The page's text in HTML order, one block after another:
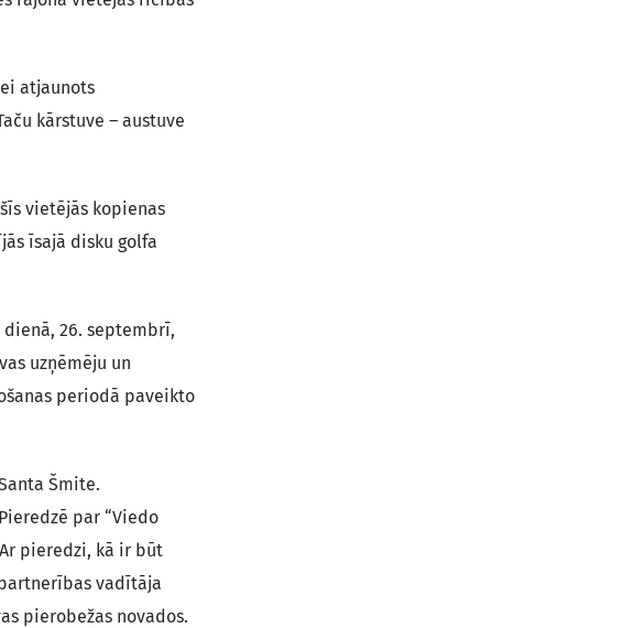
atjaunots
kārstuve – austuve
vietējās kopienas
īsajā disku golfa
26. septembrī,
uzņēmēju un
periodā paveikto
Šmite.
par “Viedo
pieredzi, kā ir būt
vadītāja
pierobežas novados.